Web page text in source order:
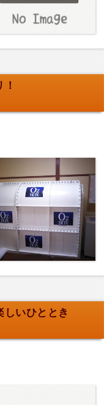
いひととき